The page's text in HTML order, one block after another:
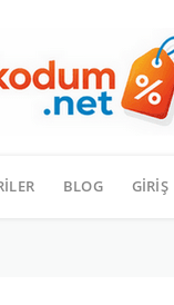
BLOG GIRIŞ